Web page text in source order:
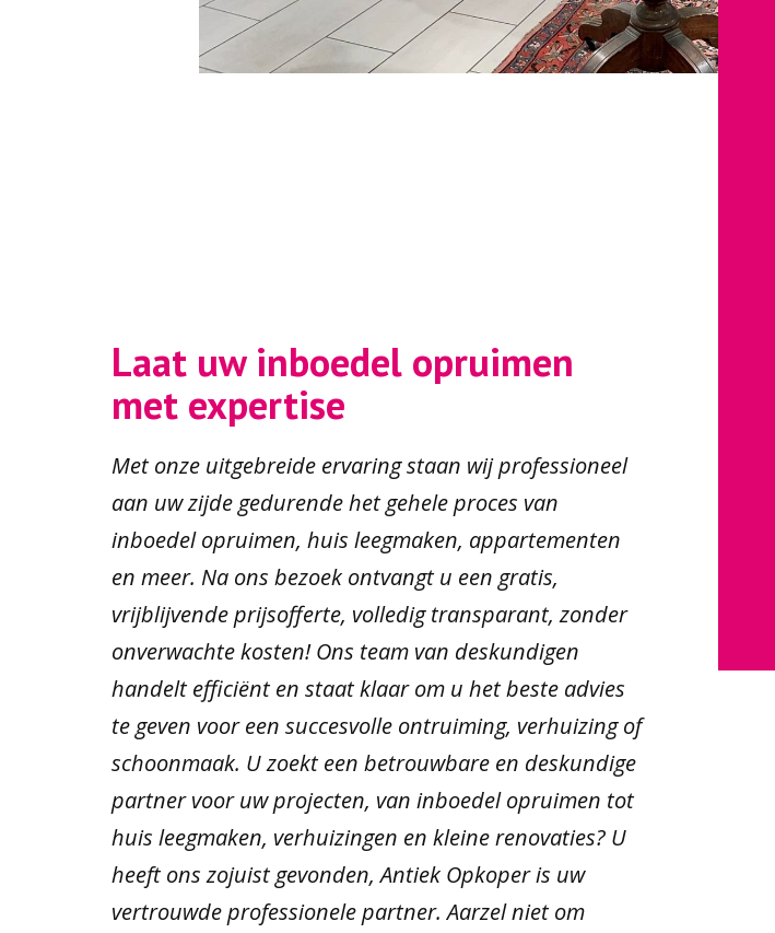
Laat uw inboedel opruimen
met expertise
Met onze uitgebreide ervaring staan wij professioneel
aan uw zijde gedurende het gehele proces van
inboedel opruimen, huis leegmaken, appartementen
en meer. Na ons bezoek ontvangt u een gratis,
vrijblijvende prijsofferte, volledig transparant, zonder
onverwachte kosten! Ons team van deskundigen
handelt efficiënt en staat klaar om u het beste advies
te geven voor een succesvolle ontruiming, verhuizing of
schoonmaak. U zoekt een betrouwbare en deskundige
partner voor uw projecten, van inboedel opruimen tot
huis leegmaken, verhuizingen en kleine renovaties? U
heeft ons zojuist gevonden, Antiek Opkoper is uw
vertrouwde professionele partner. Aarzel niet om